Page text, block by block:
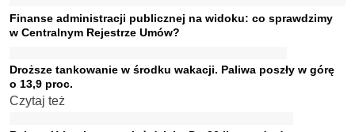
Finanse administracji publicznej na widoku: co sprawdzimy
w Centralnym Rejestrze Umów?
Droższe tankowanie w środku wakacji. Paliwa poszły w górę
o 13,9 proc.
Czytaj też